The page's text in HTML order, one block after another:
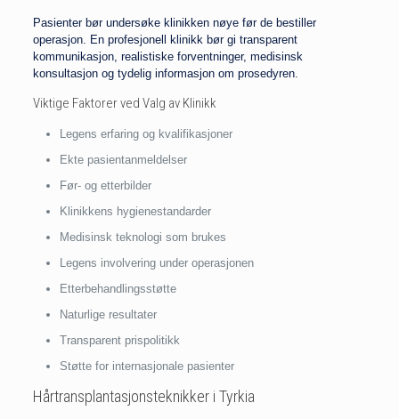
Pasienter bør undersøke klinikken nøye før de bestiller
operasjon. En profesjonell klinikk bør gi transparent
kommunikasjon, realistiske forventninger, medisinsk
konsultasjon og tydelig informasjon om prosedyren.
Viktige Faktorer ved Valg av Klinikk
Legens erfaring og kvalifikasjoner
Ekte pasientanmeldelser
Før- og etterbilder
Klinikkens hygienestandarder
Medisinsk teknologi som brukes
Legens involvering under operasjonen
Etterbehandlingsstøtte
Naturlige resultater
Transparent prispolitikk
Støtte for internasjonale pasienter
Hårtransplantasjonsteknikker i Tyrkia